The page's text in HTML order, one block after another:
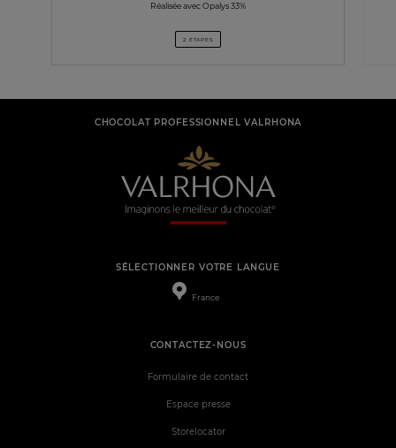
Réalisée avec Opalys 33%
2 ÉTAPES
CHOCOLAT PROFESSIONNEL VALRHONA
SÉLECTIONNER VOTRE LANGUE
France
CONTACTEZ-NOUS
Formulaire de contact
Espace presse
Storelocator